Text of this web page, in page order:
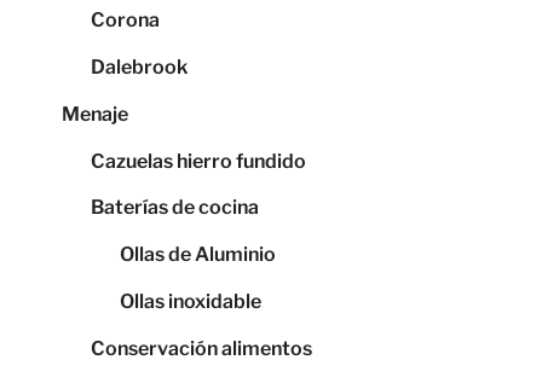
Corona
Dalebrook
Menaje
Cazuelas hierro fundido
Baterías de cocina
Ollas de Aluminio
Ollas inoxidable
Conservación alimentos